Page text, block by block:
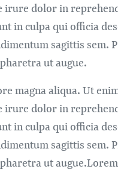
irure dolor in
in culpa qui officia
sagittis sem.
ut augue.
magna aliqua. Ut
irure dolor in
in culpa qui officia
sagittis sem.
ut